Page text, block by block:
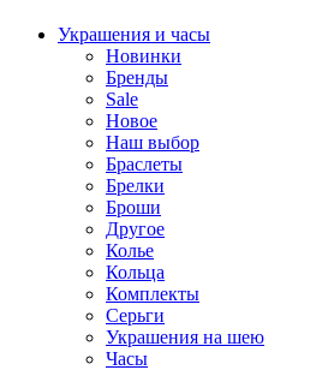
Украшения и часы
Новинки
Бренды
Sale
Новое
Наш выбор
Браслеты
Брелки
Броши
Другое
Колье
Кольца
Комплекты
Серьги
Украшения на шею
Часы